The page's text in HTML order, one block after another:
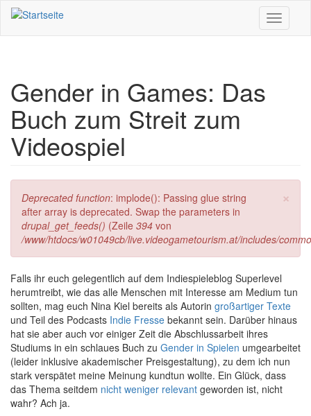
Direkt zum Inhalt
Toggle
Gender in Games: Das
Buch zum Streit zum
Videospiel
×
Fehlermeldung
Deprecated function: implode(): Passing glue string
after array is deprecated. Swap the parameters in
drupal_get_feeds() (Zeile 394 von
/www/htdocs/w01049cb/live.videogametourism.at/includes/
Falls ihr euch gelegentlich auf dem Indiespieleblog Superlevel
herumtreibt, wie das alle Menschen mit Interesse am Medium tun
sollten, mag euch Nina Kiel bereits als Autorin großartiger Texte
und Teil des Podcasts Indie Fresse bekannt sein. Darüber hinaus
hat sie aber auch vor einiger Zeit die Abschlussarbeit ihres
Studiums in ein schlaues Buch zu Gender in Spielen umgearbeitet
(leider inklusive akademischer Preisgestaltung), zu dem ich nun
stark verspätet meine Meinung kundtun wollte. Ein Glück, dass
das Thema seitdem nicht weniger relevant geworden ist, nicht
wahr? Ach ja.